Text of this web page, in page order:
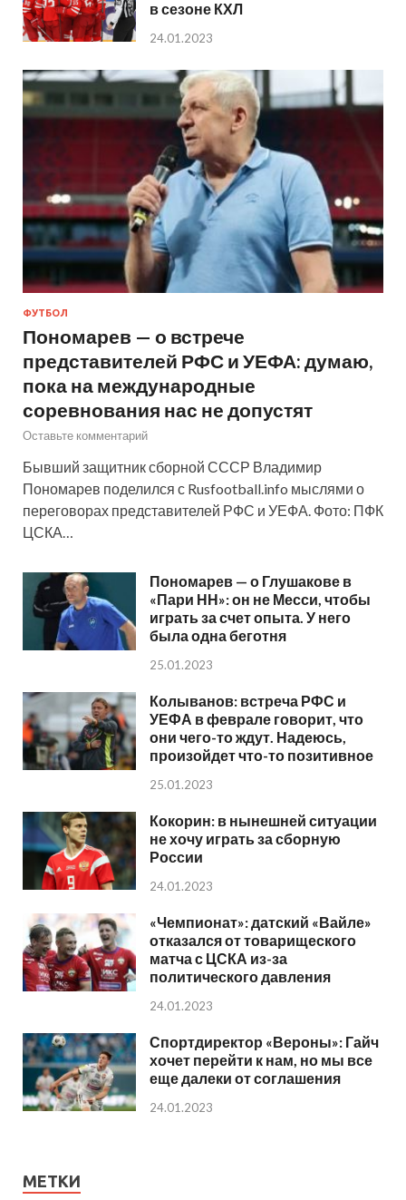
в сезоне КХЛ
24.01.2023
ФУТБОЛ
Пономарев — о встрече
представителей РФС и УЕФА: думаю,
пока на международные
соревнования нас не допустят
Оставьте комментарий
Бывший защитник сборной СССР Владимир
Пономарев поделился с Rusfootball.info мыслями о
переговорах представителей РФС и УЕФА. Фото: ПФК
ЦСКА…
Пономарев — о Глушакове в
«Пари НН»: он не Месси, чтобы
играть за счет опыта. У него
была одна беготня
25.01.2023
Колыванов: встреча РФС и
УЕФА в феврале говорит, что
они чего-то ждут. Надеюсь,
произойдет что-то позитивное
25.01.2023
Кокорин: в нынешней ситуации
не хочу играть за сборную
России
24.01.2023
«Чемпионат»: датский «Вайле»
отказался от товарищеского
матча с ЦСКА из-за
политического давления
24.01.2023
Спортдиректор «Вероны»: Гайч
хочет перейти к нам, но мы все
еще далеки от соглашения
24.01.2023
МЕТКИ